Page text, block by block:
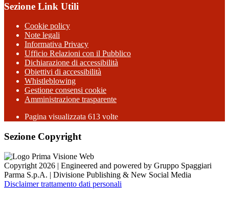
Sezione Link Utili
Cookie policy
Note legali
Informativa Privacy
Ufficio Relazioni con il Pubblico
Dichiarazione di accessibilità
Obiettivi di accessibilità
Whistleblowing
Gestione consensi cookie
Amministrazione trasparente
Pagina visualizzata 613 volte
Sezione Copyright
Copyright 2026 | Engineered and powered by Gruppo Spaggiari
Parma S.p.A. | Divisione Publishing & New Social Media
Disclaimer trattamento dati personali